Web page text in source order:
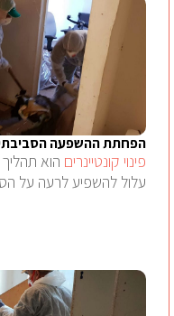
הפחתת ההשפעה
פינוי קונטיינרים הוא
עלול להשפיע לרעה על